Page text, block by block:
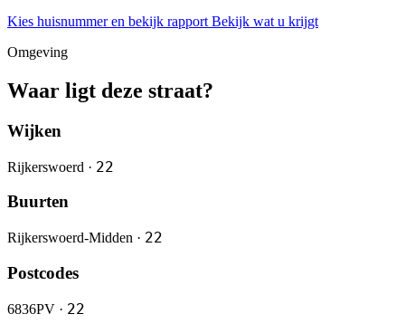
Kies huisnummer en bekijk rapport Bekijk wat u krijgt
Omgeving
Waar ligt deze straat?
Wijken
Rijkerswoerd · 22
Buurten
Rijkerswoerd-Midden · 22
Postcodes
6836PV · 22